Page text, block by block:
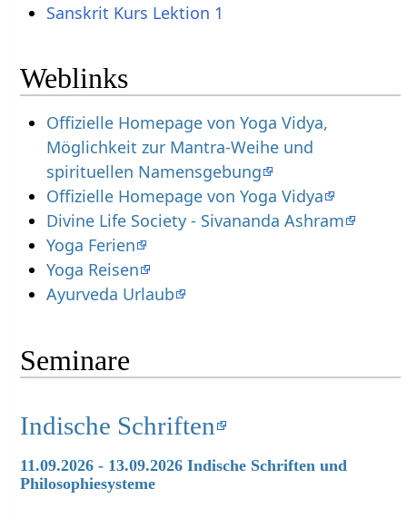
Sanskrit Kurs Lektion 1
Weblinks
Offizielle Homepage von Yoga Vidya,
Möglichkeit zur Mantra-Weihe und
spirituellen Namensgebung
Offizielle Homepage von Yoga Vidya
Divine Life Society - Sivananda Ashram
Yoga Ferien
Yoga Reisen
Ayurveda Urlaub
Seminare
Indische Schriften
11.09.2026 - 13.09.2026 Indische Schriften und
Philosophiesysteme